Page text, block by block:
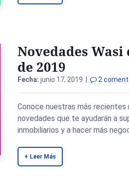
Novedades Wasi
de 2019
Fecha: junio 17, 2019 | 2
Conoce nuestras más recientes
novedades que te ayudarán a
inmobiliarios y a hacer más
+ Leer Más